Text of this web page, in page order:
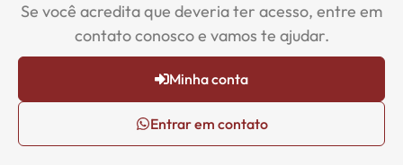
Se você acredita que deveria ter acesso, entre em
contato conosco e vamos te ajudar.
Minha conta
Entrar em contato